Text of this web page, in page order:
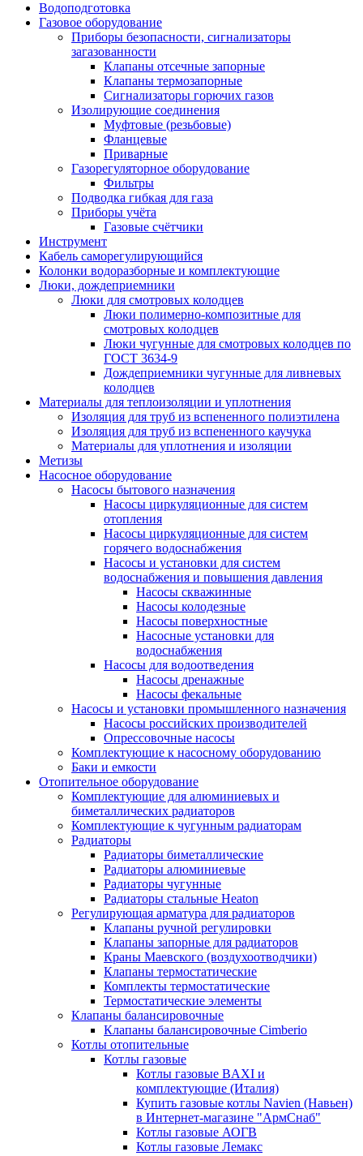
Водоподготовка
Газовое оборудование
Приборы безопасности, сигнализаторы
загазованности
Клапаны отсечные запорные
Клапаны термозапорные
Сигнализаторы горючих газов
Изолирующие соединения
Муфтовые (резьбовые)
Фланцевые
Приварные
Газорегуляторное оборудование
Фильтры
Подводка гибкая для газа
Приборы учёта
Газовые счётчики
Инструмент
Кабель саморегулирующийся
Колонки водоразборные и комплектующие
Люки, дождеприемники
Люки для смотровых колодцев
Люки полимерно-композитные для
смотровых колодцев
Люки чугунные для смотровых колодцев по
ГОСТ 3634-9
Дождеприемники чугунные для ливневых
колодцев
Материалы для теплоизоляции и уплотнения
Изоляция для труб из вспененного полиэтилена
Изоляция для труб из вспененного каучука
Материалы для уплотнения и изоляции
Метизы
Насосное оборудование
Насосы бытового назначения
Насосы циркуляционные для систем
отопления
Насосы циркуляционные для систем
горячего водоснабжения
Насосы и установки для систем
водоснабжения и повышения давления
Насосы скважинные
Насосы колодезные
Насосы поверхностные
Насосные установки для
водоснабжения
Насосы для водоотведения
Насосы дренажные
Насосы фекальные
Насосы и установки промышленного назначения
Насосы российских производителей
Опрессовочные насосы
Комплектующие к насосному оборудованию
Баки и емкости
Отопительное оборудование
Комплектующие для алюминиевых и
биметаллических радиаторов
Комплектующие к чугунным радиаторам
Радиаторы
Радиаторы биметаллические
Радиаторы алюминиевые
Радиаторы чугунные
Радиаторы стальные Heaton
Регулирующая арматура для радиаторов
Клапаны ручной регулировки
Клапаны запорные для радиаторов
Краны Маевского (воздухоотводчики)
Клапаны термостатические
Комплекты термостатические
Термостатические элементы
Клапаны балансировочные
Клапаны балансировочные Cimberio
Котлы отопительные
Котлы газовые
Котлы газовые BAXI и
комплектующие (Италия)
Купить газовые котлы Navien (Навьен)
в Интернет-магазине "АрмСнаб"
Котлы газовые АОГВ
Котлы газовые Лемакс